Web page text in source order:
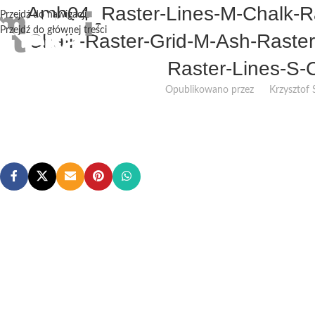
Przejdź do nawigacji
Przejdź do głównej treści
Amb04_Raster-Lines-M-Chalk-
Chalk-Raster-Grid-M-Ash-
Raster-Lines-S-
Opublikowano przez Krzysztof